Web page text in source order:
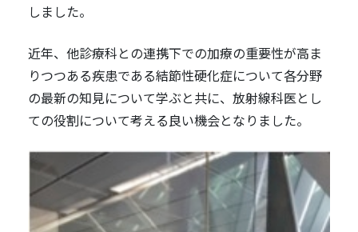
しました。
近年、他診療科との連携下での加療の重要性が高ま
りつつある疾患である結節性硬化症について各分野
の最新の知見について学ぶと共に、放射線科医とし
ての役割について考える良い機会となりました。